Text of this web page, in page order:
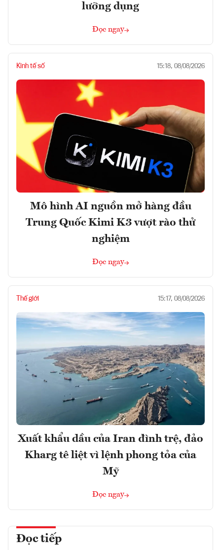
lưỡng dụng
Đọc ngay
Kinh tế số 15:18, 08/08/2026
Mô hình AI nguồn mở hàng đầu
Trung Quốc Kimi K3 vượt rào thử
nghiệm
Đọc ngay
Thế giới 15:17, 08/08/2026
Xuất khẩu dầu của Iran đình trệ, đảo
Kharg tê liệt vì lệnh phong tỏa của
Mỹ
Đọc ngay
Đọc tiếp